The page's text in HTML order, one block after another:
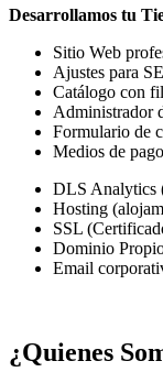
Desarrollamos tu
Sitio Web
Ajustes para
Catálogo con
Administrador
Formulario de
Medios de
DLS Analytics
Hosting
SSL
Dominio
Email
¿Quienes